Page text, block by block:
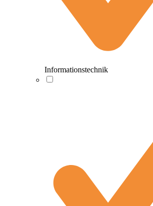
Informationstechnik